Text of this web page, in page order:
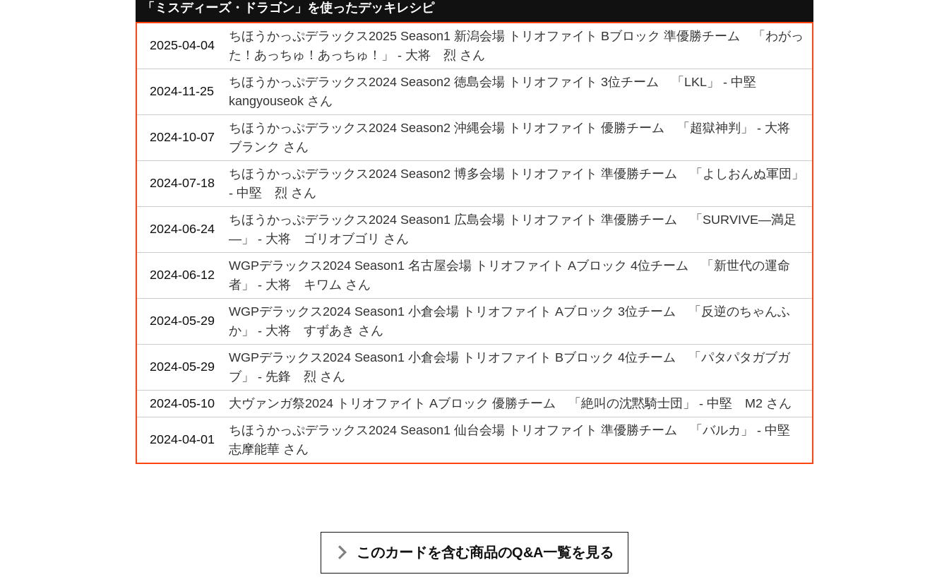
「ミスディーズ・ドラゴン」を使ったデッキレシピ
2025-04-04
ちほうかっぷデラックス2025 Season1 新潟会場 トリオファイト Bブロック 準優勝チーム 「わがっ
た！あっちゅ！あっちゅ！」 - 大将 烈 さん
2024-11-25
ちほうかっぷデラックス2024 Season2 徳島会場 トリオファイト 3位チーム 「LKL」 - 中堅
kangyouseok さん
2024-10-07
ちほうかっぷデラックス2024 Season2 沖縄会場 トリオファイト 優勝チーム 「超獄神判」 - 大将
ブランク さん
2024-07-18
ちほうかっぷデラックス2024 Season2 博多会場 トリオファイト 準優勝チーム 「よしおんぬ軍団」
- 中堅 烈 さん
2024-06-24
ちほうかっぷデラックス2024 Season1 広島会場 トリオファイト 準優勝チーム 「SURVIVE―満足
―」 - 大将 ゴリオブゴリ さん
2024-06-12
WGPデラックス2024 Season1 名古屋会場 トリオファイト Aブロック 4位チーム 「新世代の運命
者」 - 大将 キワム さん
2024-05-29
WGPデラックス2024 Season1 小倉会場 トリオファイト Aブロック 3位チーム 「反逆のちゃんふ
か」 - 大将 すずあき さん
2024-05-29
WGPデラックス2024 Season1 小倉会場 トリオファイト Bブロック 4位チーム 「パタパタガブガ
ブ」 - 先鋒 烈 さん
2024-05-10
大ヴァンガ祭2024 トリオファイト Aブロック 優勝チーム 「絶叫の沈黙騎士団」 - 中堅 M2 さん
2024-04-01
ちほうかっぷデラックス2024 Season1 仙台会場 トリオファイト 準優勝チーム 「バルカ」 - 中堅
志摩能華 さん
このカードを含む商品のQ&A一覧を見る